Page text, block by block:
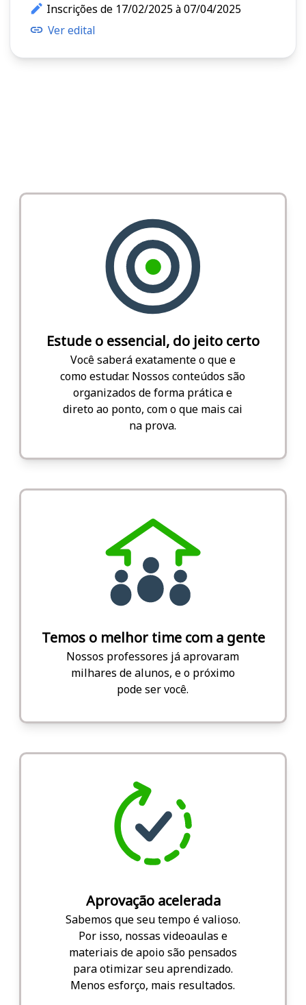
Inscrições de 17/02/2025 à 07/04/2025
Ver edital
Estude o essencial, do jeito certo
Você saberá exatamente o que e
como estudar. Nossos conteúdos são
organizados de forma prática e
direto ao ponto, com o que mais cai
na prova.
Temos o melhor time com a gente
Nossos professores já aprovaram
milhares de alunos, e o próximo
pode ser você.
Aprovação acelerada
Sabemos que seu tempo é valioso.
Por isso, nossas videoaulas e
materiais de apoio são pensados
para otimizar seu aprendizado.
Menos esforço, mais resultados.